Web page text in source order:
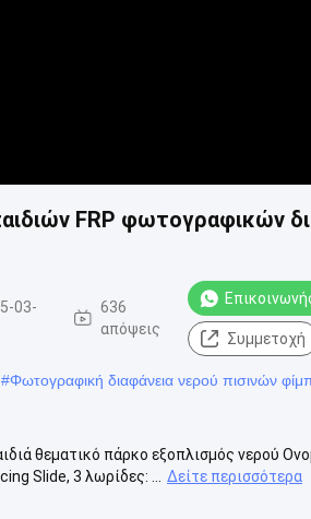
FRP φωτογραφικών
03-
636
απόψεις
Συμμετοχή
#Φωτογραφική διαφάνεια νερού πισινών
θεματικό πάρκο εξοπλισμός νερού
Slide, 3 λωρίδες: ...
Δείτε περισσότερα